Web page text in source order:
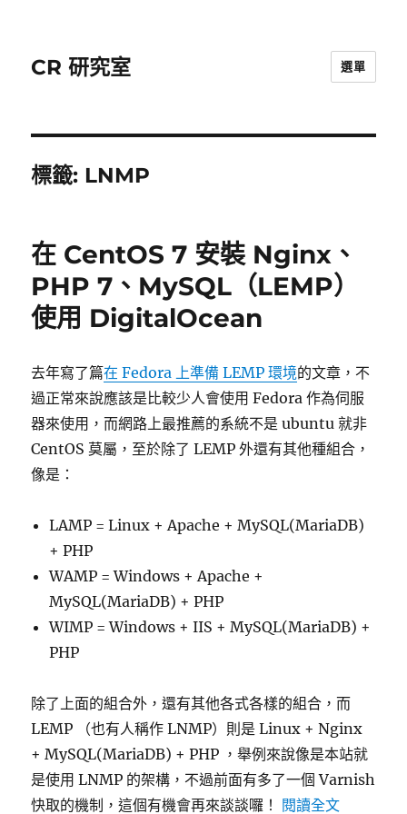
CR 研究室 選單
標籤: LNMP
在 CentOS 7 安裝 Nginx、
PHP 7、MySQL（LEMP）
使用 DigitalOcean
去年寫了篇在 Fedora 上準備 LEMP 環境的文章，不
過正常來說應該是比較少人會使用 Fedora 作為伺服
器來使用，而網路上最推薦的系統不是 ubuntu 就非
CentOS 莫屬，至於除了 LEMP 外還有其他種組合，
像是：
LAMP = Linux + Apache + MySQL(MariaDB)
+ PHP
WAMP = Windows + Apache +
MySQL(MariaDB) + PHP
WIMP = Windows + IIS + MySQL(MariaDB) +
PHP
除了上面的組合外，還有其他各式各樣的組合，而
LEMP （也有人稱作 LNMP）則是 Linux + Nginx
+ MySQL(MariaDB) + PHP ，舉例來說像是本站就
是使用 LNMP 的架構，不過前面有多了一個 Varnish
快取的機制，這個有機會再來談談囉！ 閱讀全文〈在